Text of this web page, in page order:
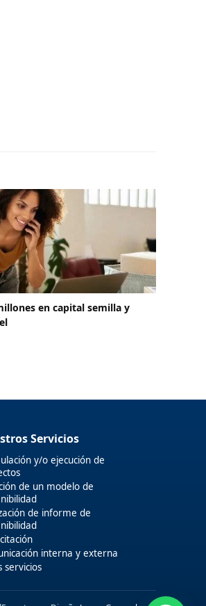
en capital semilla y
Servicios
y/o ejecución de
de un modelo de
de informe de
interna y externa
servicios